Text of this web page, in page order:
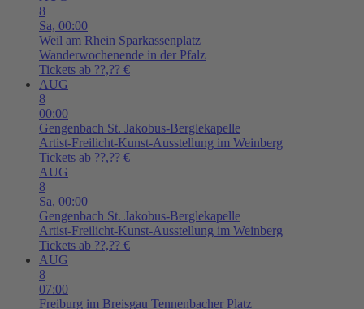
8
Sa, 00:00
Weil am Rhein Sparkassenplatz
Wanderwochenende in der Pfalz
Tickets ab ??,?? €
AUG
8
00:00
Gengenbach St. Jakobus-Berglekapelle
Artist-Freilicht-Kunst-Ausstellung im Weinberg
Tickets ab ??,?? €
AUG
8
Sa, 00:00
Gengenbach St. Jakobus-Berglekapelle
Artist-Freilicht-Kunst-Ausstellung im Weinberg
Tickets ab ??,?? €
AUG
8
07:00
Freiburg im Breisgau Tennenbacher Platz